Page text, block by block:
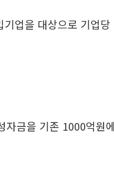
업을 대상으로 기업
금을 기존 1000억원